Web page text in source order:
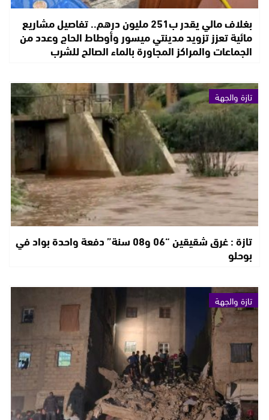
بغلاف مالي يقدر ب251 مليون درهم.. تفاصيل مشاريع
مائية تعزز تزويد مدينتي ميسور وأوطاط الحاج وعدد من
الجماعات والمراكز المجاورة بالماء الصالح للشرب
تازة والجهة
تازة : غرق شقيقين “06 و08 سنة” دفعة واحدة بواد في
بوحلو
تازة والجهة